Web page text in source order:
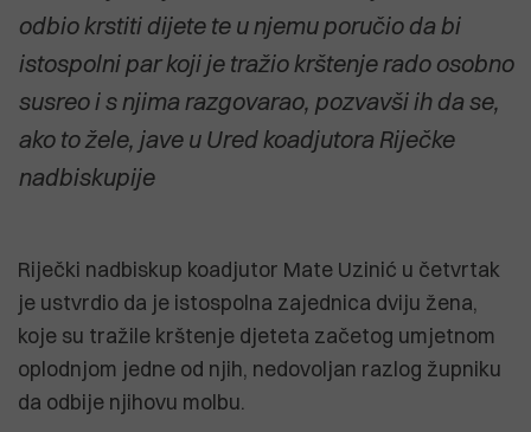
odbio krstiti dijete te u njemu poručio da bi
istospolni par koji je tražio krštenje rado osobno
susreo i s njima razgovarao, pozvavši ih da se,
ako to žele, jave u Ured koadjutora Riječke
nadbiskupije
Riječki nadbiskup koadjutor Mate Uzinić u četvrtak
je ustvrdio da je istospolna zajednica dviju žena,
koje su tražile krštenje djeteta začetog umjetnom
oplodnjom jedne od njih, nedovoljan razlog župniku
da odbije njihovu molbu.